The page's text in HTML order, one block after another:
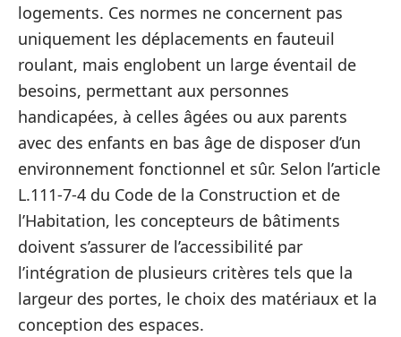
logements. Ces normes ne concernent pas
uniquement les déplacements en fauteuil
roulant, mais englobent un large éventail de
besoins, permettant aux personnes
handicapées, à celles âgées ou aux parents
avec des enfants en bas âge de disposer d’un
environnement fonctionnel et sûr. Selon l’article
L.111-7-4 du Code de la Construction et de
l’Habitation, les concepteurs de bâtiments
doivent s’assurer de l’accessibilité par
l’intégration de plusieurs critères tels que la
largeur des portes, le choix des matériaux et la
conception des espaces.